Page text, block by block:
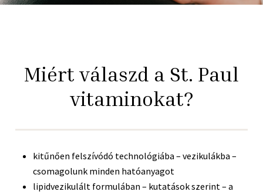
Miért válaszd a St. Paul
vitaminokat?
kitűnően felszívódó technológiába – vezikulákba –
csomagolunk minden hatóanyagot
lipidvezikulált formulában – kutatások szerint – a